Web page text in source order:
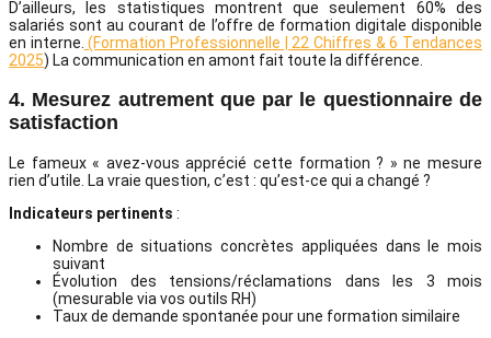
D’ailleurs, les statistiques montrent que seulement 60% des
salariés sont au courant de l’offre de formation digitale disponible
en interne. (Formation Professionnelle | 22 Chiffres & 6 Tendances
2025) La communication en amont fait toute la différence.
4. Mesurez autrement que par le questionnaire de
satisfaction
Le fameux « avez-vous apprécié cette formation ? » ne mesure
rien d’utile. La vraie question, c’est : qu’est-ce qui a changé ?
Indicateurs pertinents :
Nombre de situations concrètes appliquées dans le mois
suivant
Évolution des tensions/réclamations dans les 3 mois
(mesurable via vos outils RH)
Taux de demande spontanée pour une formation similaire